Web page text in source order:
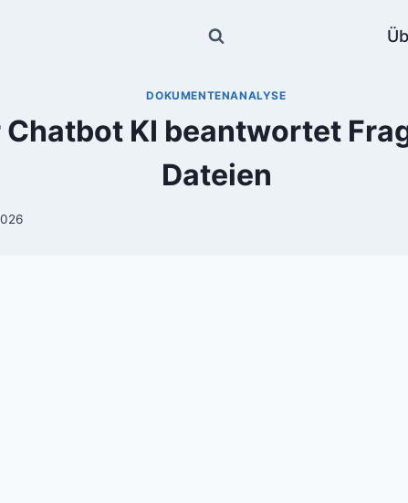
DOKUMENTENANALYSE
Chatbot KI beantwortet
Dateien